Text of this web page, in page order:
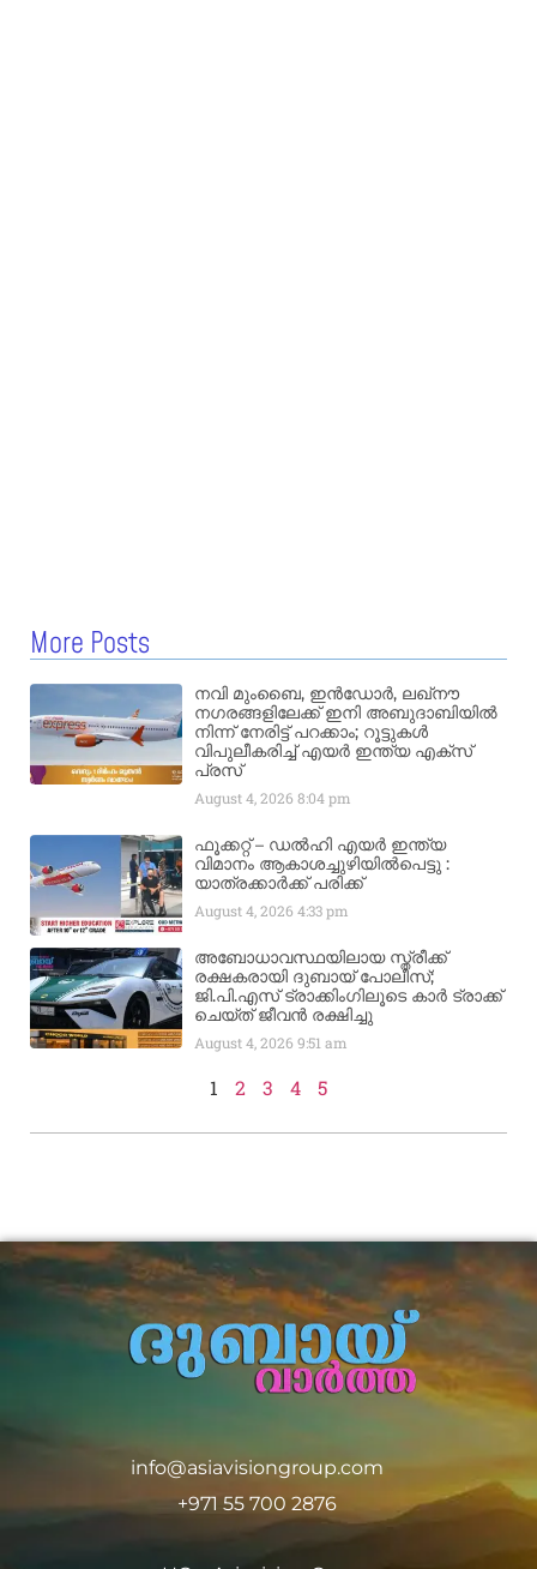
More Posts
നവി മുംബൈ, ഇൻഡോർ, ലഖ്നൗ
നഗരങ്ങളിലേക്ക് ഇനി അബുദാബിയിൽ
നിന്ന് നേരിട്ട് പറക്കാം; റൂട്ടുകൾ
വിപുലീകരിച്ച് എയർ ഇന്ത്യ എക്സ്
പ്രസ്
August 4, 20268:04 pm
ഫൂക്കറ്റ് – ഡൽഹി എയര്‍ ഇന്ത്യ
വിമാനം ആകാശച്ചുഴിയില്‍പെട്ടു :
യാത്രക്കാര്‍ക്ക് പരിക്ക്
August 4, 20264:33 pm
അബോധാവസ്ഥയിലായ സ്ത്രീക്ക്
രക്ഷകരായി ദുബായ് പോലീസ്;
ജി.പി.എസ് ട്രാക്കിംഗിലൂടെ കാർ ട്രാക്ക്
ചെയ്ത് ജീവൻ രക്ഷിച്ചു
August 4, 20269:51 am
1 2 3 4 5
info@asiavisiongroup.com
+971 55 700 2876